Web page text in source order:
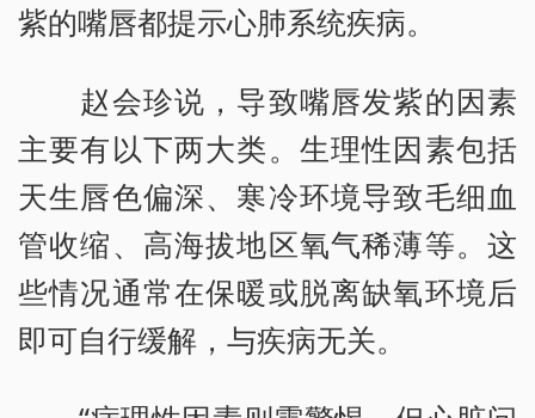
紫的嘴唇都提示心肺系统疾病。
赵会珍说，导致嘴唇发紫的因素
主要有以下两大类。生理性因素包括
天生唇色偏深、寒冷环境导致毛细血
管收缩、高海拔地区氧气稀薄等。这
些情况通常在保暖或脱离缺氧环境后
即可自行缓解，与疾病无关。